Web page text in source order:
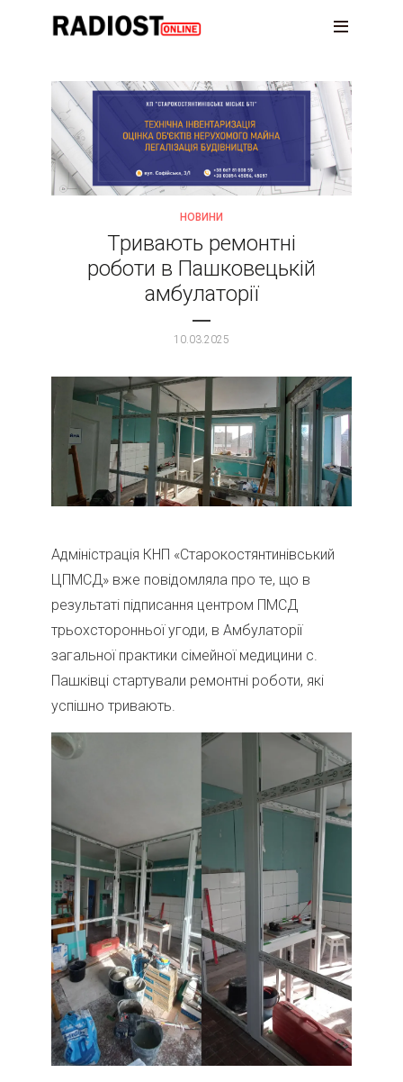
НОВИНИ
Тривають ремонтні
роботи в Пашковецькій
амбулаторії
10.03.2025
Адміністрація КНП «Старокостянтинівський
ЦПМСД» вже повідомляла про те, що в
результаті підписання центром ПМСД
трьохсторонньої угоди, в Амбулаторії
загальної практики сімейної медицини с.
Пашківці стартували ремонтні роботи, які
успішно тривають.